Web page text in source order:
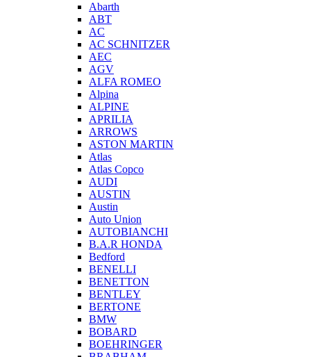
Abarth
ABT
AC
AC SCHNITZER
AEC
AGV
ALFA ROMEO
Alpina
ALPINE
APRILIA
ARROWS
ASTON MARTIN
Atlas
Atlas Copco
AUDI
AUSTIN
Austin
Auto Union
AUTOBIANCHI
B.A.R HONDA
Bedford
BENELLI
BENETTON
BENTLEY
BERTONE
BMW
BOBARD
BOEHRINGER